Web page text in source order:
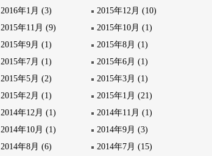
2016年1月 (3)
2015年12月 (10)
2015年11月 (9)
2015年10月 (1)
2015年9月 (1)
2015年8月 (1)
2015年7月 (1)
2015年6月 (1)
2015年5月 (2)
2015年3月 (1)
2015年2月 (1)
2015年1月 (21)
2014年12月 (1)
2014年11月 (1)
2014年10月 (1)
2014年9月 (3)
2014年8月 (6)
2014年7月 (15)